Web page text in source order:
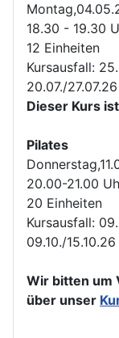
18.30 - 19.30
12 Einheiten
Kursausfall:
20.07./27.07.26
Dieser Kurs
Pilates
20.00-21.00
20 Einheiten
Kursausfall:
09.10./15.10.26
Wir bitten um
über unser